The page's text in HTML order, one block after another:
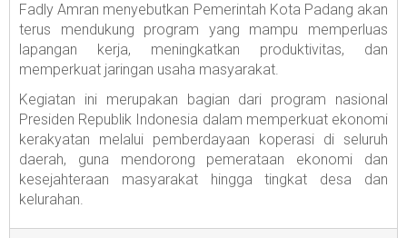
Fadly Amran menyebutkan Pemerintah Kota Padang akan
terus mendukung program yang mampu memperluas
lapangan kerja, meningkatkan produktivitas, dan
memperkuat jaringan usaha masyarakat.
Kegiatan ini merupakan bagian dari program nasional
Presiden Republik Indonesia dalam memperkuat ekonomi
kerakyatan melalui pemberdayaan koperasi di seluruh
daerah, guna mendorong pemerataan ekonomi dan
kesejahteraan masyarakat hingga tingkat desa dan
kelurahan.